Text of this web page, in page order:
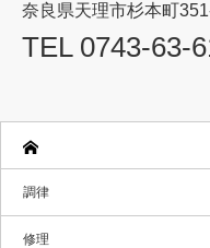
奈良県天理市杉本町
TEL 0743-63-
調律
修理